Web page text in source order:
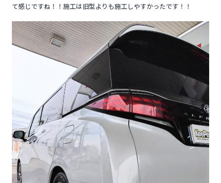
て感じですね！！施工は旧型よりも施工しやすかったです！！